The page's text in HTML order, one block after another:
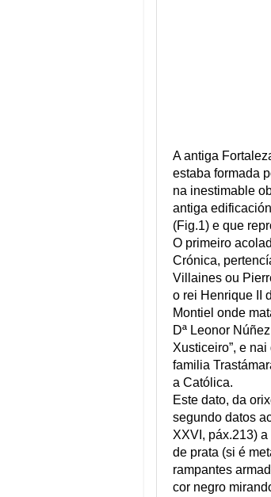
A antiga
estaba formada
na inestimable
antiga
(Fig.1) e que
O primeiro
Crónica,
Villaines ou
o rei Henrique II
Montiel onde
Dª Leonor
Xusticeiro”, e
familia
a Católica.
Este dato, da
segundo datos
XXVI, páx.213)
de prata (si é
rampantes
cor negro